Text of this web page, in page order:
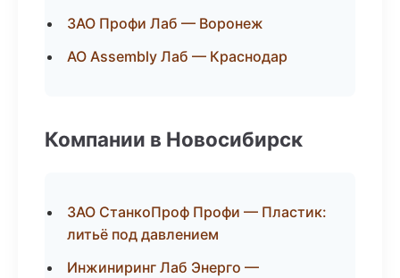
ЗАО Профи Лаб — Воронеж
АО Assembly Лаб — Краснодар
Компании в Новосибирск
ЗАО СтанкоПроф Профи — Пластик:
литьё под давлением
Инжиниринг Лаб Энерго —